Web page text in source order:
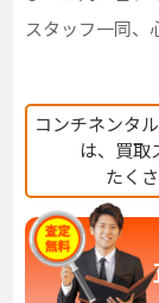
スタッフ一同、
コンチネンタ
は、 買取
たく